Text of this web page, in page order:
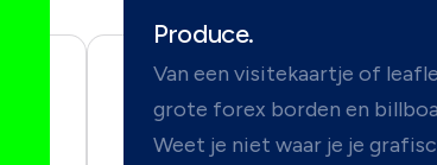
Produce.
Van een visitekaartje of
grote forex borden en
Weet je niet waar je je